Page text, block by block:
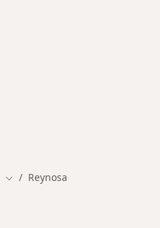
Cambiar de ciudad
Reynosa